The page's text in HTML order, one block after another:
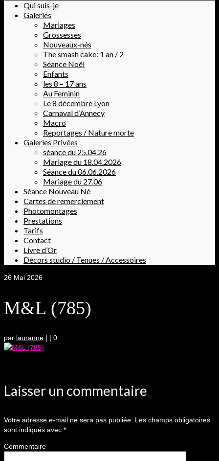
Qui suis-je
Galeries
Mariages
Grossesses
Nouveaux-nés
The smash cake: 1 an / 2
Séance Noël
Enfants
les 8 – 17 ans
Au Feminin
Le 8 décembre Lyon
Carnaval d’Annecy
Macro
Reportages / Nature morte
Galeries Privées
séance du 25.04.26
Mariage du 18.04.2026
Séance du 06.06.2026
Mariage du 27.06
Séance Nouveau Né
Cartes de remerciement
Photomontages
Prestations
Tarifs
Contact
Livre d’Or
Décors studio / Tenues / Accessoires
26 Mai 2026
M&L (785)
par lauranne | | 0
Laisser un commentaire
Votre adresse e-mail ne sera pas publiée. Les champs obligatoires
sont indiqués avec *
Commentaire